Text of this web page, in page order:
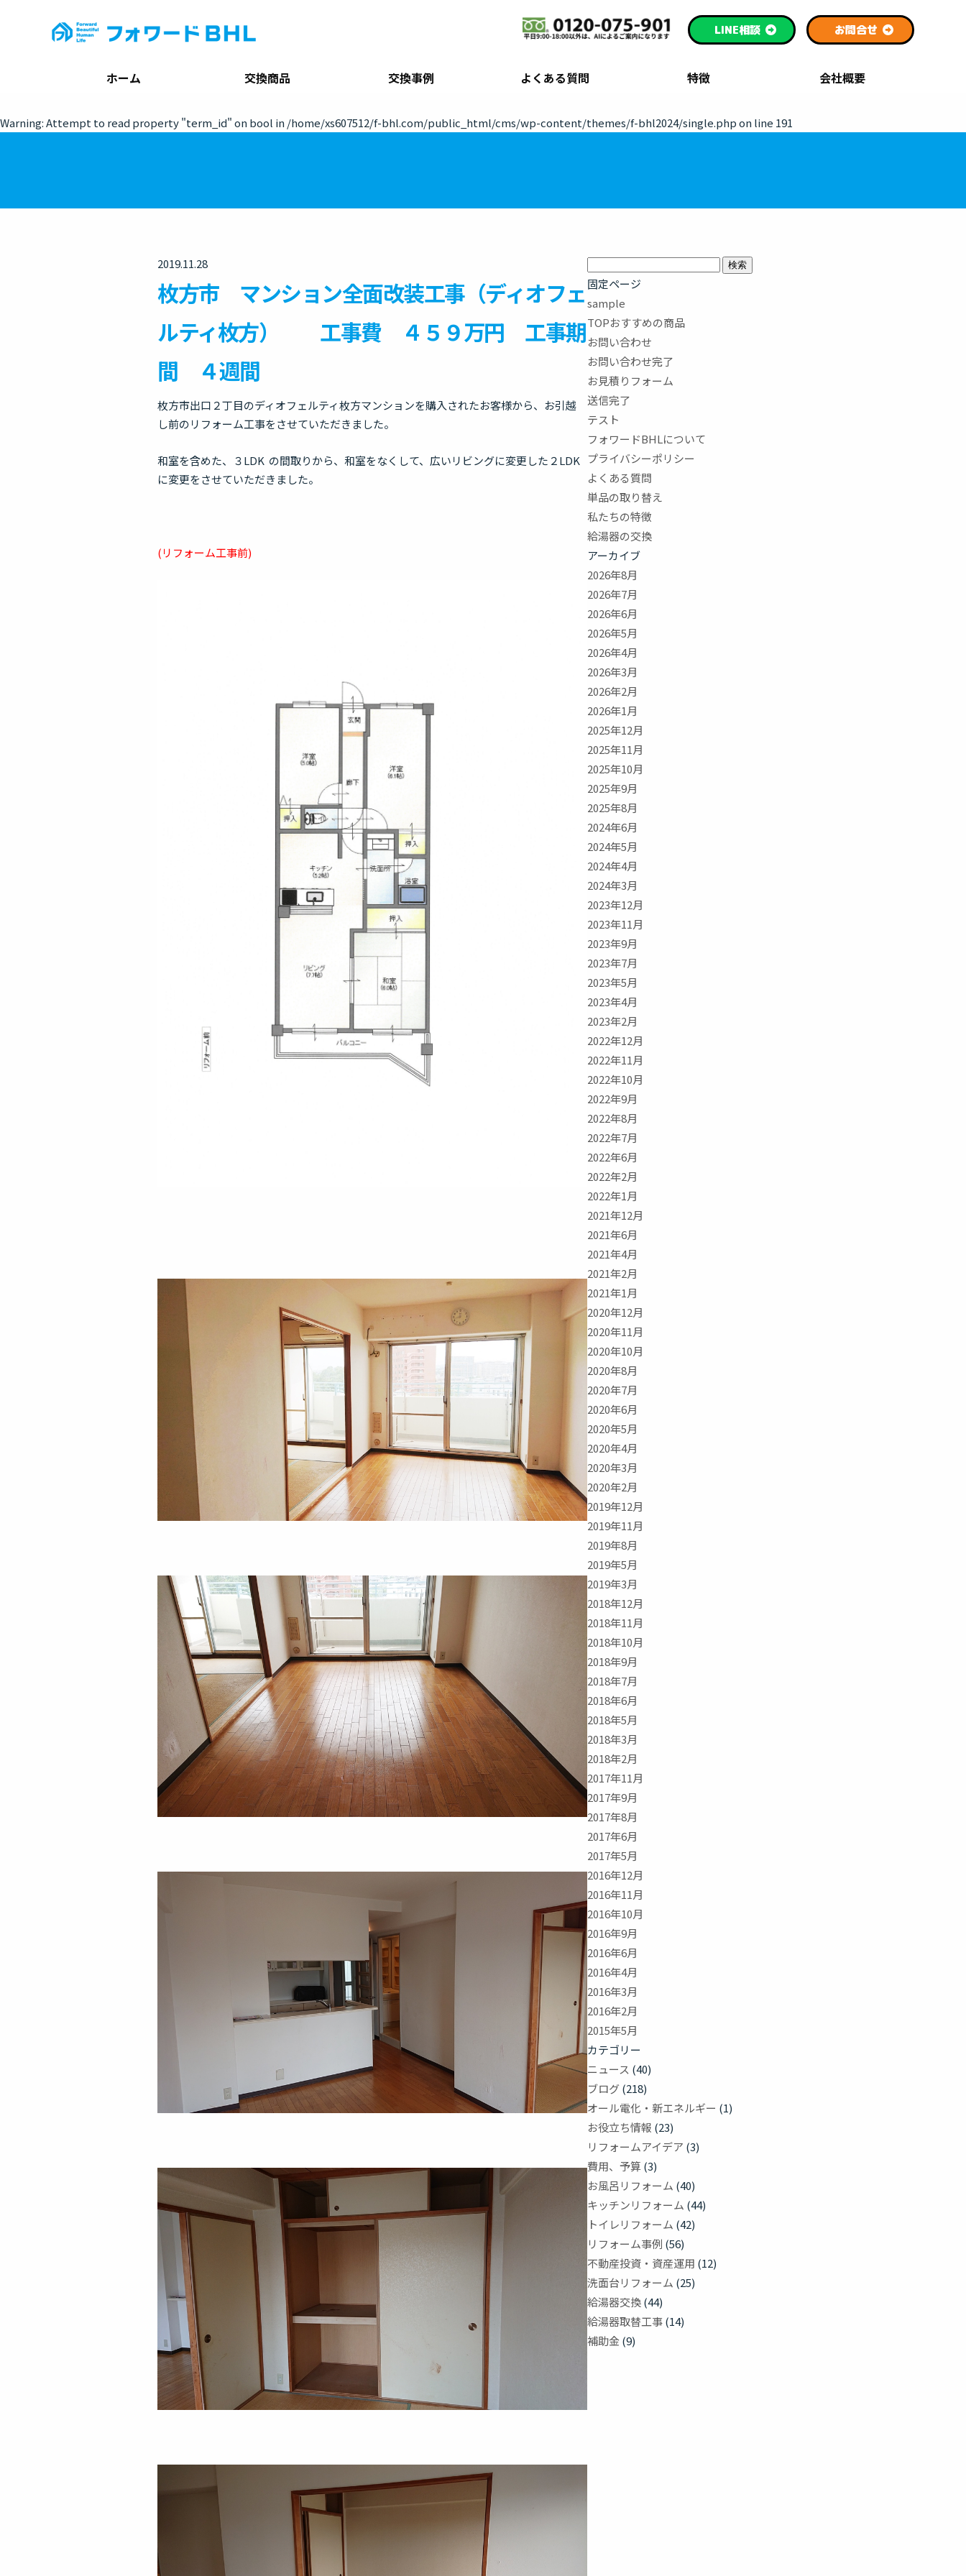
LINE相談 お問合せ
ホーム 交換商品 交換事例 よくある質問 特徴 会社概要
Warning: Attempt to read property "term_id" on bool in /home/xs607512/f-bhl.com/public_html/cms/wp-content/themes/f-bhl2024/single.phpon line 191
2019.11.28
枚方市 マンション全面改装工事（ディオフェ
ルティ枚方） 工事費 ４５９万円 工事期
間 ４週間
枚方市出口２丁目のディオフェルティ枚方マンションを購入されたお客様から、お引越
し前のリフォーム工事をさせていただきました。
和室を含めた、３LDK の間取りから、和室をなくして、広いリビングに変更した２LDK
に変更をさせていただきました。
(リフォーム工事前)
検
索:
固定ページ
sample
TOPおすすめの商品
お問い合わせ
お問い合わせ完了
お見積りフォーム
送信完了
テスト
フォワードBHLについて
プライバシーポリシー
よくある質問
単品の取り替え
私たちの特徴
給湯器の交換
アーカイブ
2026年8月
2026年7月
2026年6月
2026年5月
2026年4月
2026年3月
2026年2月
2026年1月
2025年12月
2025年11月
2025年10月
2025年9月
2025年8月
2024年6月
2024年5月
2024年4月
2024年3月
2023年12月
2023年11月
2023年9月
2023年7月
2023年5月
2023年4月
2023年2月
2022年12月
2022年11月
2022年10月
2022年9月
2022年8月
2022年7月
2022年6月
2022年2月
2022年1月
2021年12月
2021年6月
2021年4月
2021年2月
2021年1月
2020年12月
2020年11月
2020年10月
2020年8月
2020年7月
2020年6月
2020年5月
2020年4月
2020年3月
2020年2月
2019年12月
2019年11月
2019年8月
2019年5月
2019年3月
2018年12月
2018年11月
2018年10月
2018年9月
2018年7月
2018年6月
2018年5月
2018年3月
2018年2月
2017年11月
2017年9月
2017年8月
2017年6月
2017年5月
2016年12月
2016年11月
2016年10月
2016年9月
2016年6月
2016年4月
2016年3月
2016年2月
2015年5月
カテゴリー
ニュース (40)
ブログ(218)
オール電化・新エネルギー (1)
お役立ち情報 (23)
リフォームアイデア (3)
費用、予算(3)
お風呂リフォーム (40)
キッチンリフォーム (44)
トイレリフォーム (42)
リフォーム事例 (56)
不動産投資・資産運用 (12)
洗面台リフォーム (25)
給湯器交換(44)
給湯器取替工事(14)
補助金(9)